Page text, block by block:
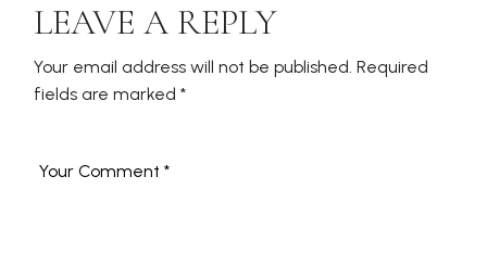
LEAVE A REPLY
Your email address will not be published. Required
fields are marked*